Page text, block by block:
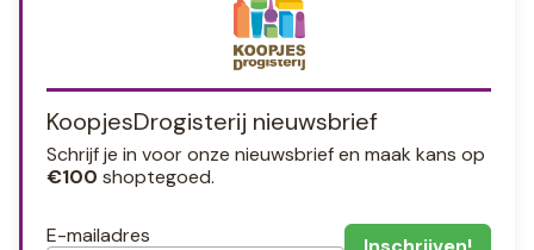
KoopjesDrogisterij nieuwsbrief
Schrijf je in voor onze nieuwsbrief en maak kans op
€100 shoptegoed.
E-mailadres